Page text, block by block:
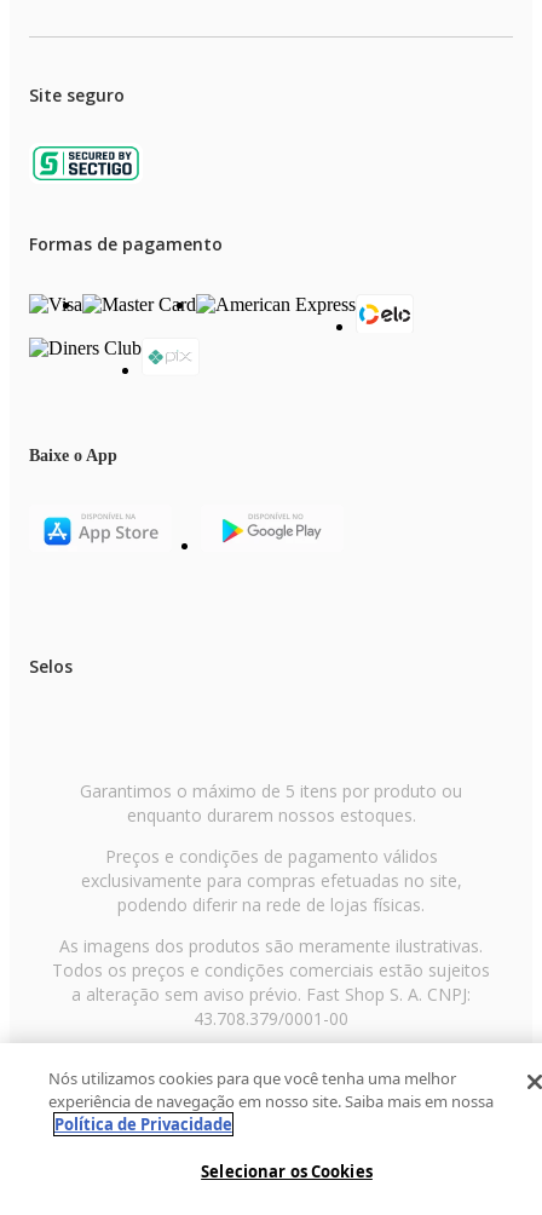
Site seguro
Formas de pagamento
Baixe o App
Selos
Garantimos o máximo de 5 itens por produto ou
enquanto durarem nossos estoques.
Preços e condições de pagamento válidos
exclusivamente para compras efetuadas no site,
podendo diferir na rede de lojas físicas.
As imagens dos produtos são meramente ilustrativas.
Todos os preços e condições comerciais estão sujeitos
a alteração sem aviso prévio. Fast Shop S. A. CNPJ:
43.708.379/0001-00
Paulo/SP, CEP 02029-001, Telefone: 11 3003-3728 ©
2013 Fast Shop - Todos os direitos reservadosRF
Nós utilizamos cookies para que você tenha uma melhor
experiência de navegação em nosso site. Saiba mais em nossa
Política de Privacidade
Selecionar os Cookies